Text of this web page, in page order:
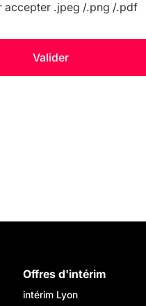
accepter .jpeg /.png /.pdf
Offres d'intérim
intérim Lyon